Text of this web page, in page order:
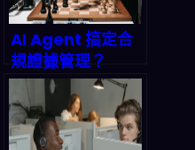
AI Agent 搞定合
規證據管理？
Trustero 用多代
理系統把審計成本
砍半